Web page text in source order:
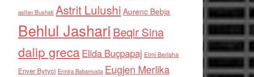
asllan Bushati Astrit Lulushi Aurenc Bebja
Behlul Jashari Beqir Sina
dalip grecaElida Buçpapaj Elmi Berisha
Enver Bytyci Ermira Babamusta Eugjen Merlika